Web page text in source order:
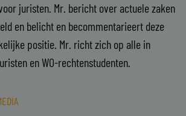
juristen. Mr. bericht over actuele zaken
en belicht en becommentarieert deze
positie. Mr. richt zich op alle in
en WO-rechtenstudenten.